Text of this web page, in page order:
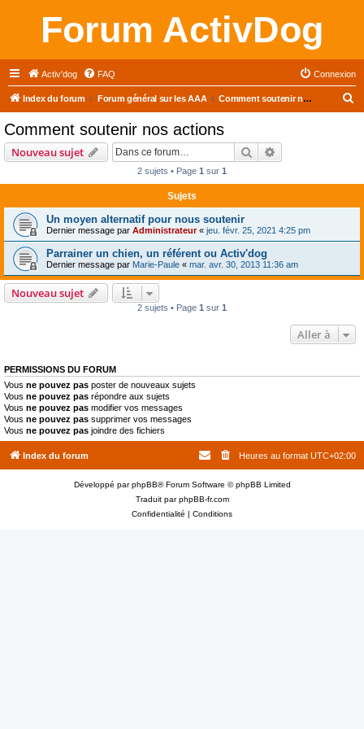
Forum ActivDog
Activ'dog FAQ Connexion
Index du forum Forum général sur les AAA Comment soutenir nos actions
r
Comment soutenir nos actions
Nouveau sujet Rechercher
2 sujets • Page 1 sur 1
Sujets
Un moyen alternatif pour nous soutenir
Dernier message par Administrateur« jeu. févr. 25, 2021 4:25 pm
Parrainer un chien, un référent ou Activ'dog
Dernier message par Marie-Paule « mar. avr. 30, 2013 11:36 am
Nouveau sujet
2 sujets • Page 1 sur 1
Aller à
PERMISSIONS DU FORUM
Vous ne pouvez pas poster de nouveaux sujets
Vous ne pouvez pas répondre aux sujets
Vous ne pouvez pas modifier vos messages
Vous ne pouvez pas supprimer vos messages
Vous ne pouvez pas joindre des fichiers
Index du forum Heures au format UTC+02:00
Développé parphpBB® Forum Software © phpBB Limited
Traduit parphpBB-fr.com
Confidentialité | Conditions